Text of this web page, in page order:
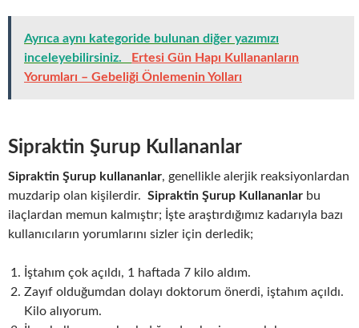
Ayrıca aynı kategoride bulunan diğer yazımızı
inceleyebilirsiniz.
Ertesi Gün Hapı Kullananların
Yorumları – Gebeliği Önlemenin Yolları
Sipraktin Şurup Kullananlar
Sipraktin Şurup kullananlar, genellikle alerjik reaksiyonlardan
muzdarip olan kişilerdir. Sipraktin Şurup Kullananlar bu
ilaçlardan memun kalmıştır; İşte araştırdığımız kadarıyla bazı
kullanıcıların yorumlarını sizler için derledik;
İştahım çok açıldı, 1 haftada 7 kilo aldım.
Zayıf olduğumdan dolayı doktorum önerdi, iştahım açıldı.
Kilo alıyorum.